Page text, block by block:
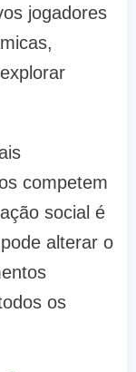
jogadores
competem
social é
alterar o
os